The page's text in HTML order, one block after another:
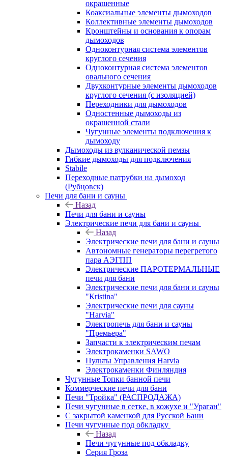
окрашенные
Коаксиальные элементы дымоходов
Коллективные элементы дымоходов
Кронштейны и основания к опорам
дымоходов
Одноконтурная система элементов
круглого сечения
Одноконтурная система элементов
овального сечения
Двухконтурные элементы дымоходов
круглого сечения (с изоляцией)
Переходники для дымоходов
Одностенные дымоходы из
окрашенной стали
Чугунные элементы подключения к
дымоходу
Дымоходы из вулканической пемзы
Гибкие дымоходы для подключения
Stabile
Переходные патрубки на дымоход
(Рубцовск)
Печи для бани и сауны
Назад
Печи для бани и сауны
Электрические печи для бани и сауны
Назад
Электрические печи для бани и сауны
Автономные генераторы перегретого
пара АЭГПП
Электрические ПАРОТЕРМАЛЬНЫЕ
печи для бани
Электрические печи для бани и сауны
"Кristina"
Электрические печи для сауны
"Harvia"
Электропечь для бани и сауны
"Премьера"
Запчасти к электрическим печам
Электрокаменки SAWO
Пульты Управления Harvia
Электрокаменки Финляндия
Чугунные Топки банной печи
Коммерческие печи для бани
Печи "Тройка" (РАСПРОДАЖА)
Печи чугунные в сетке, в кожухе и "Ураган"
С закрытой каменкой для Русской Бани
Печи чугунные под обкладку
Назад
Печи чугунные под обкладку
Серия Гроза